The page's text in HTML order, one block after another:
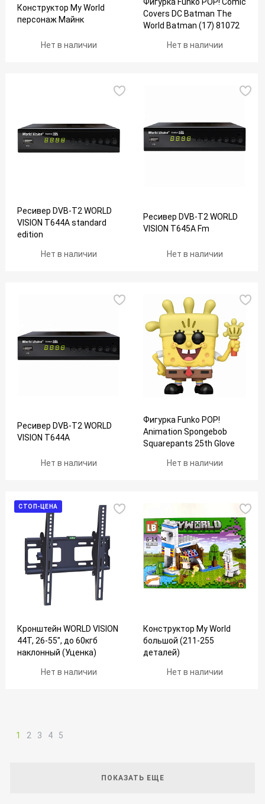
Конструктор My World
персонаж Майнк
Нет в наличии
Фигурка Funko POP! Comic
Covers DC Batman The
World Batman (17) 81072
Нет в наличии
Ресивер DVB-T2 WORLD
VISION T644A standard
edition
Нет в наличии
Ресивер DVB-T2 WORLD
VISION T645A Fm
Нет в наличии
Ресивер DVB-T2 WORLD
VISION T644A
Нет в наличии
Фигурка Funko POP!
Animation Spongebob
Squarepants 25th Glove
Нет в наличии
СТОП-ЦЕНА
Кронштейн WORLD VISION
44Т, 26-55", до 60кгб
наклонный (Уценка)
Нет в наличии
Конструктор My World
большой (211-255
деталей)
Нет в наличии
1 2 3 4 5
ПОКАЗАТЬ ЕЩЕ